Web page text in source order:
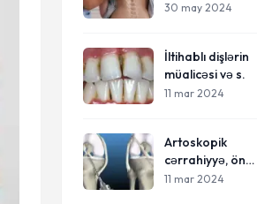
30 may 2024
İltihablı dişlərin
müalicəsi və s.
11 mar 2024
Artoskopik
cərrahiyyə, ön
çarpaz bağ,
11 mar 2024